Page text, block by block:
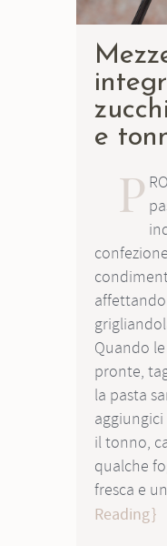
e
P
Quando
pronte,
la pasta
il tonno,
qualche
fresca e
Reading